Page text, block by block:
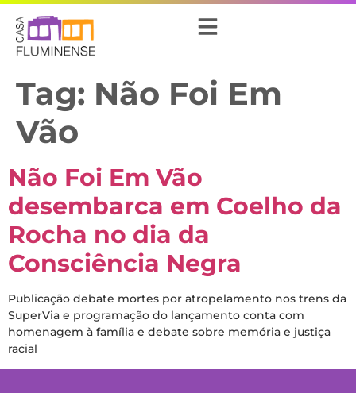
Tag: Não Foi Em
Vão
Não Foi Em Vão
desembarca em Coelho da
Rocha no dia da
Consciência Negra
Publicação debate mortes por atropelamento nos trens da
SuperVia e programação do lançamento conta com
homenagem à família e debate sobre memória e justiça
racial